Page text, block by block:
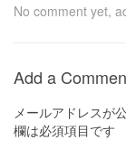
No comment yet,
Add a
メールアドレスが
欄は必須項目です